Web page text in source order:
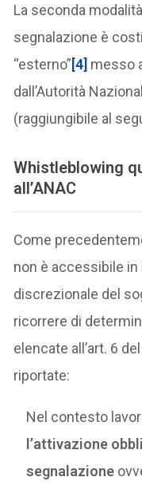
La seconda
segnalazione è
“esterno”[4] messo
dall’Autorità
(raggiungibile al
Whistleblowing
all’ANAC
Come
non è accessibile
discrezionale del
ricorrere di
elencate all’art. 6
riportate:
Nel contesto
l’attivazione
segnalazione